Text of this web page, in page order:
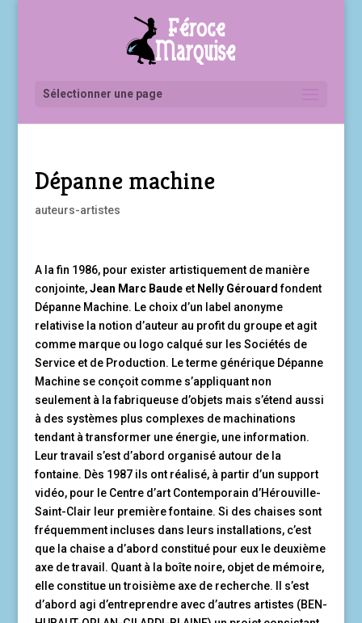
Sélectionner une page
Dépanne machine
auteurs-artistes
A la fin 1986, pour exister artistiquement de manière
conjointe,Jean Marc Baudeet Nelly Gérouard fondent
Dépanne Machine. Le choix d’un label anonyme
relativise la notion d’auteur au profit du groupe et agit
comme marque ou logo calqué sur les Sociétés de
Service et de Production. Le terme générique Dépanne
Machine se conçoit comme s’appliquant non
seulement à la fabriqueuse d’objets mais s’étend aussi
à des systèmes plus complexes de machinations
tendant à transformer une énergie, une information.
Leur travail s’est d’abord organisé autour de la
fontaine. Dès 1987 ils ont réalisé, à partir d’un support
vidéo, pour le Centre d’art Contemporain d’Hérouville-
Saint-Clair leur première fontaine. Si des chaises sont
fréquemment incluses dans leurs installations, c’est
que la chaise a d’abord constitué pour eux le deuxième
axe de travail. Quant à la boîte noire, objet de mémoire,
elle constitue un troisième axe de recherche. Il s’est
d’abord agi d’entreprendre avec d’autres artistes (BEN-